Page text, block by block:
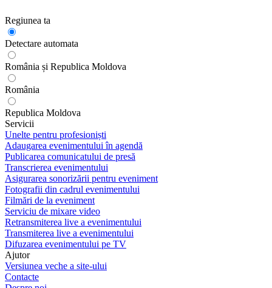
Regiunea ta
Detectare automata
România și Republica Moldova
România
Republica Moldova
Servicii
Unelte pentru profesioniști
Adaugarea evenimentului în agendă
Publicarea comunicatului de presă
Transcrierea evenimentului
Asigurarea sonorizării pentru eveniment
Fotografii din cadrul evenimentului
Filmări de la eveniment
Serviciu de mixare video
Retransmiterea live a evenimentului
Transmiterea live a evenimentului
Difuzarea evenimentului pe TV
Ajutor
Versiunea veche a site-ului
Contacte